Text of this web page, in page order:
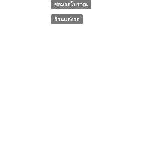
ซ่อมรถโบราณ
ร้านแต่งรถ